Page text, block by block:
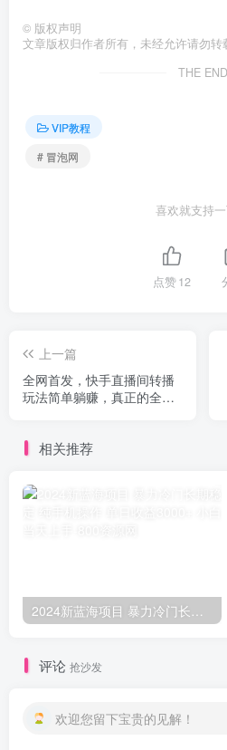
© 版权声明
文章版权归作者所有，未经允许请勿转
THE END
VIP教程
# 冒泡网
喜欢就支持
点赞12
上一篇
全网首发，快手直播间转播
玩法简单躺赚，真正的全无
相关推荐
2024新蓝海项目 暴力冷门长期稳定 纯手机操作 单日收益3000+ 小白当天上手
评论 抢沙发
欢迎您留下宝贵的见解！